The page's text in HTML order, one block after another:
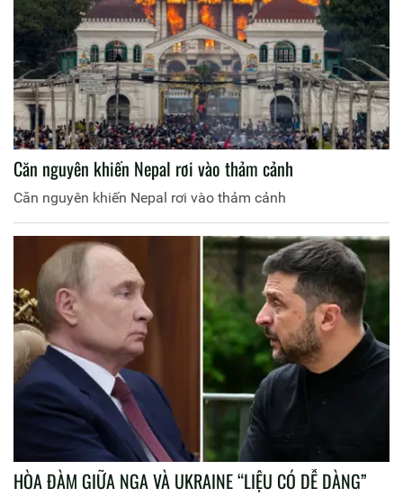
Căn nguyên khiến Nepal rơi vào thảm cảnh
Căn nguyên khiến Nepal rơi vào thảm cảnh
HÒA ĐÀM GIỮA NGA VÀ UKRAINE “LIỆU CÓ DỄ DÀNG”